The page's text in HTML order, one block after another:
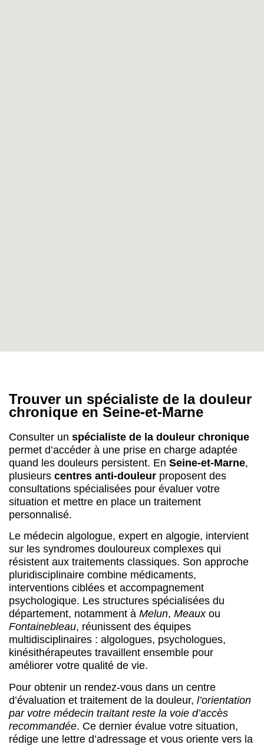
Trouver un spécialiste de la douleur
chronique en Seine-et-Marne
Consulter un spécialiste de la douleur chronique
permet d’accéder à une prise en charge adaptée
quand les douleurs persistent. En Seine-et-Marne,
plusieurs centres anti-douleur proposent des
consultations spécialisées pour évaluer votre
situation et mettre en place un traitement
personnalisé.
Le médecin algologue, expert en algogie, intervient
sur les syndromes douloureux complexes qui
résistent aux traitements classiques. Son approche
pluridisciplinaire combine médicaments,
interventions ciblées et accompagnement
psychologique. Les structures spécialisées du
département, notamment à Melun, Meauxou
Fontainebleau, réunissent des équipes
multidisciplinaires : algologues, psychologues,
kinésithérapeutes travaillent ensemble pour
améliorer votre qualité de vie.
Pour obtenir un rendez-vous dans un centre
d’évaluation et traitement de la douleur, l’orientation
par votre médecin traitant reste la voie d’accès
recommandée. Ce dernier évalue votre situation,
rédige une lettre d’adressage et vous oriente vers la